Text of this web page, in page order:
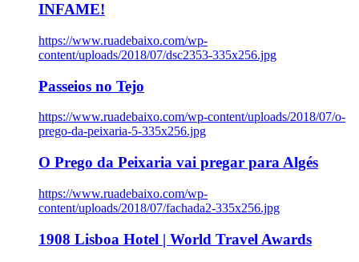
INFAME!
https://www.ruadebaixo.com/wp-
content/uploads/2018/07/dsc2353-335x256.jpg
Passeios no Tejo
https://www.ruadebaixo.com/wp-content/uploads/2018/07/o-
prego-da-peixaria-5-335x256.jpg
O Prego da Peixaria vai pregar para Algés
https://www.ruadebaixo.com/wp-
content/uploads/2018/07/fachada2-335x256.jpg
1908 Lisboa Hotel | World Travel Awards